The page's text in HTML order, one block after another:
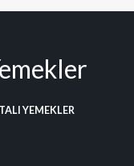
YEMEKLER